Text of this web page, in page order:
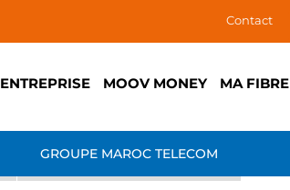
Contact
ENTREPRISE MOOV MONEY MA FIBRE
GROUPE MAROC TELECOM